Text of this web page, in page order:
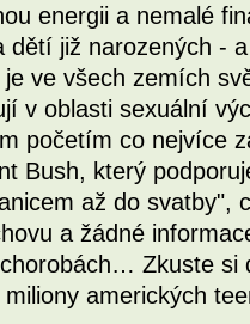
energii a nemalé
dětí již narozených -
je ve všech zemích
v oblasti sexuální
početím co nejvíce
Bush, který
až do svatby",
a žádné
Zkuste si
amerických